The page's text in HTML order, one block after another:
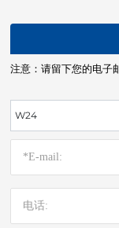
注意：请留下您的电子
W24